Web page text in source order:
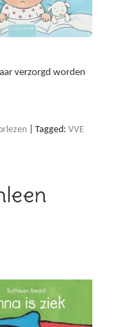
verzorgd worden
Tagged: VVE